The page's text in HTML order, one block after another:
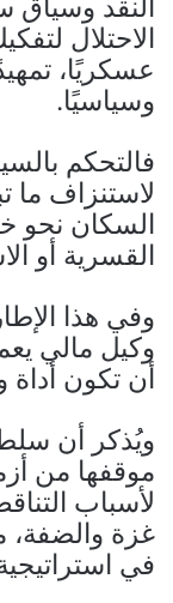
النقد
الاحتلال
عسكريًا،
وسياسيًا.
فالتحكم
لاستنزاف ما
السكان نحو
القسرية أو
وفي هذا
وكيل مالي
أن تكون أداة
ويُذكر أن
موقفها من
لأسباب
غزة والضفة،
في